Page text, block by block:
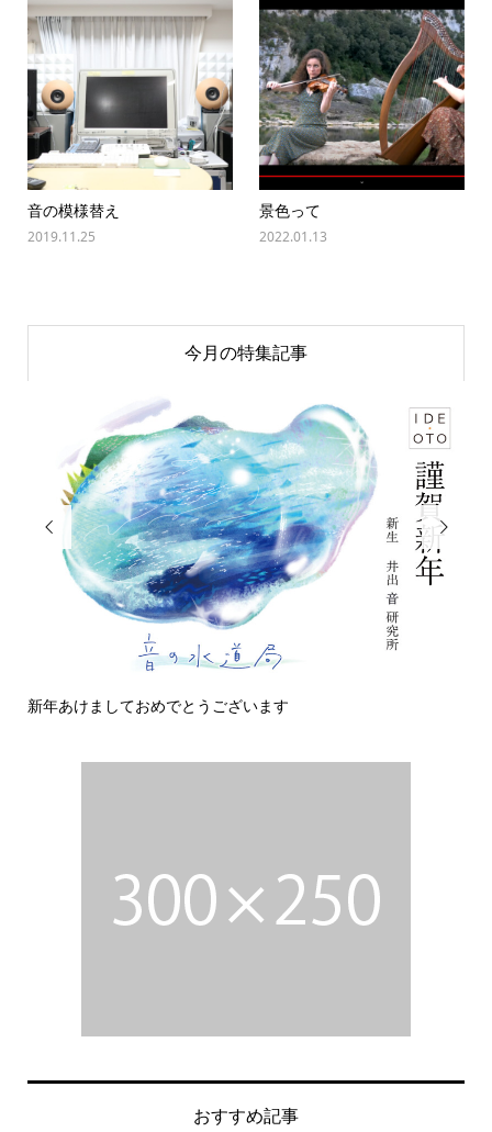
音の模様替え
2019.11.25
景色って
2022.01.13
今月の特集記事

新年あけましておめでとうございます

おすすめ記事